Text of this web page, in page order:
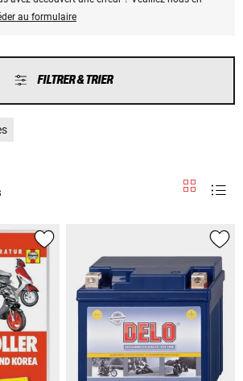
au formulaire
FILTRER & TRIER